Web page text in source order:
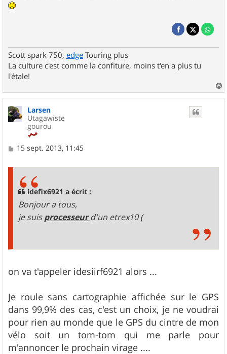
Scott spark 750, edge Touring plus
La culture c'est comme la confiture, moins t'en a plus tu
l'étale!
a
u
Larsen
Utagawiste
gourou
M15 sept. 2013, 11:45
idefix6921 a écrit :
Bonjour a tous,
je suisprocesseurd'un etrex10 (
on va t'appeler idesiirf6921 alors ...
Je roule sans cartographie affichée sur le GPS
dans 99,9% des cas, c'est un choix, je ne voudrai
pour rien au monde que le GPS du cintre de mon
vélo soit un tom-tom qui me parle pour
m'annoncer le prochain virage ....